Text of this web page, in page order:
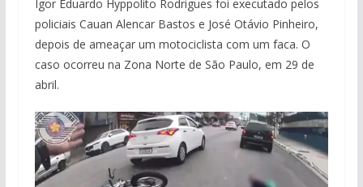
Igor Eduardo Hyppolito Rodrigues foi executado pelos
policiais Cauan Alencar Bastos e José Otávio Pinheiro,
depois de ameaçar um motociclista com um faca. O
caso ocorreu na Zona Norte de São Paulo, em 29 de
abril.